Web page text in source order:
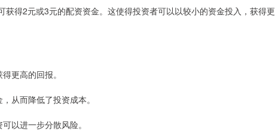
得2元或3元的配资资金。这使得投资者可以以较小的资金投入，获得更
更高的回报。
从而降低了投资成本。
以进一步分散风险。